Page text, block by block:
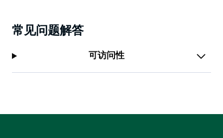
常见问题解答
可访问性